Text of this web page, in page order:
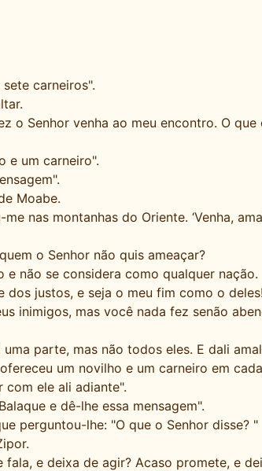
carneiros".
o Senhor venha ao meu encontro. O
e um carneiro".
Moabe.
nas montanhas do Oriente. ‘Venha,
o Senhor não quis ameaçar?
não se considera como qualquer nação.
justos, e seja o meu fim como o
inimigos, mas você nada fez senão
parte, mas não todos eles. E dali
um novilho e um carneiro em
com ele ali adiante".
e dê-lhe essa mensagem".
perguntou-lhe: "O que o Senhor disse? "
e deixa de agir? Acaso promete, e